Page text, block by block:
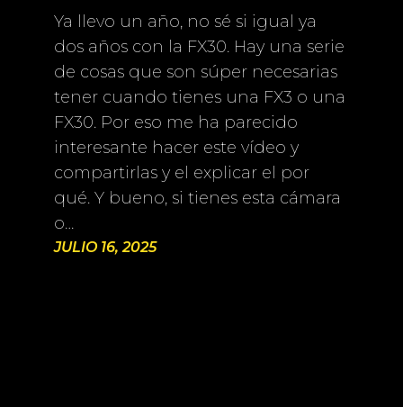
Ya llevo un año, no sé si igual ya
dos años con la FX30. Hay una serie
de cosas que son súper necesarias
tener cuando tienes una FX3 o una
FX30. Por eso me ha parecido
interesante hacer este vídeo y
compartirlas y el explicar el por
qué. Y bueno, si tienes esta cámara
o…
JULIO 16, 2025